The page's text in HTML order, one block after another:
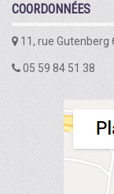
COORDONNÉES
11, rue Gutenberg
05 59 84 51 38